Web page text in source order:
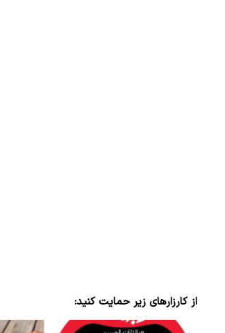
از کارزارهای زیر حمایت کنید: